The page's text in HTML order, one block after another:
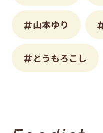
山本ゆり
とうもろこし